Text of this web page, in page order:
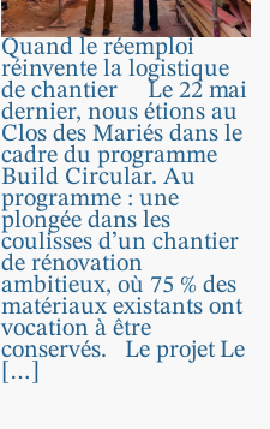
Quand le réemploi
réinvente la logistique
de chantier Le 22 mai
dernier, nous étions au
Clos des Mariés dans le
cadre du programme
Build Circular. Au
programme : une
plongée dans les
coulisses d’un chantier
de rénovation
ambitieux, où 75 % des
matériaux existants ont
vocation à être
conservés. Le projet Le
[…]